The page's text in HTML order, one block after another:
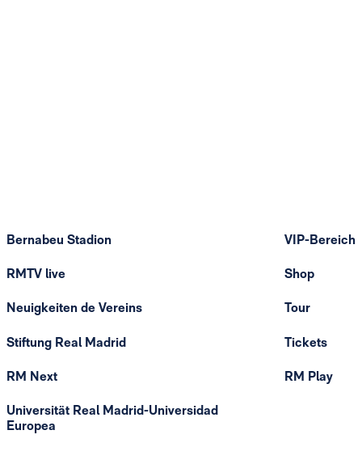
Bernabeu Stadion
RMTV live
Neuigkeiten de Vereins
Stiftung Real Madrid
RM Next
Universität Real Madrid-Universidad
Europea
VIP-Bereich
Shop
Tour
Tickets
RM Play